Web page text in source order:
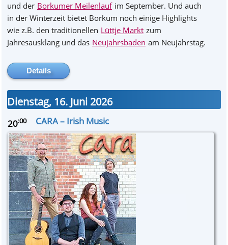
und der Borkumer Meilenlauf im September. Und auch
in der Winterzeit bietet Borkum noch einige Highlights
wie z.B. den traditionellen Lüttje Markt zum
Jahresausklang und das Neujahrsbaden am Neujahrstag.
Details
Dienstag, 16. Juni 2026
20:00 CARA – Irish Music